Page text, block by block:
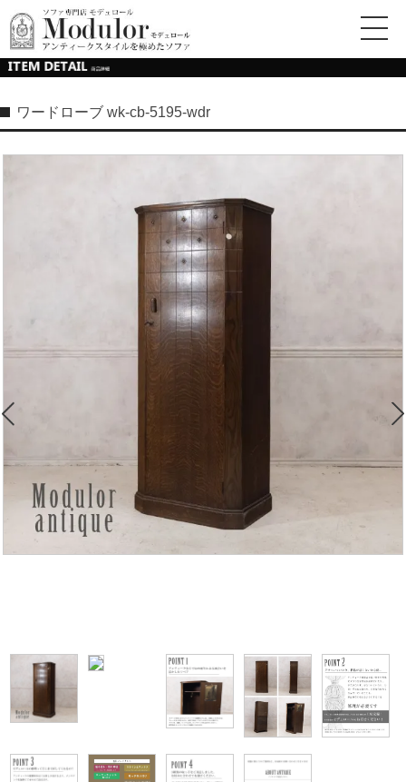
ワードローブ wk-cb-5195-wdr